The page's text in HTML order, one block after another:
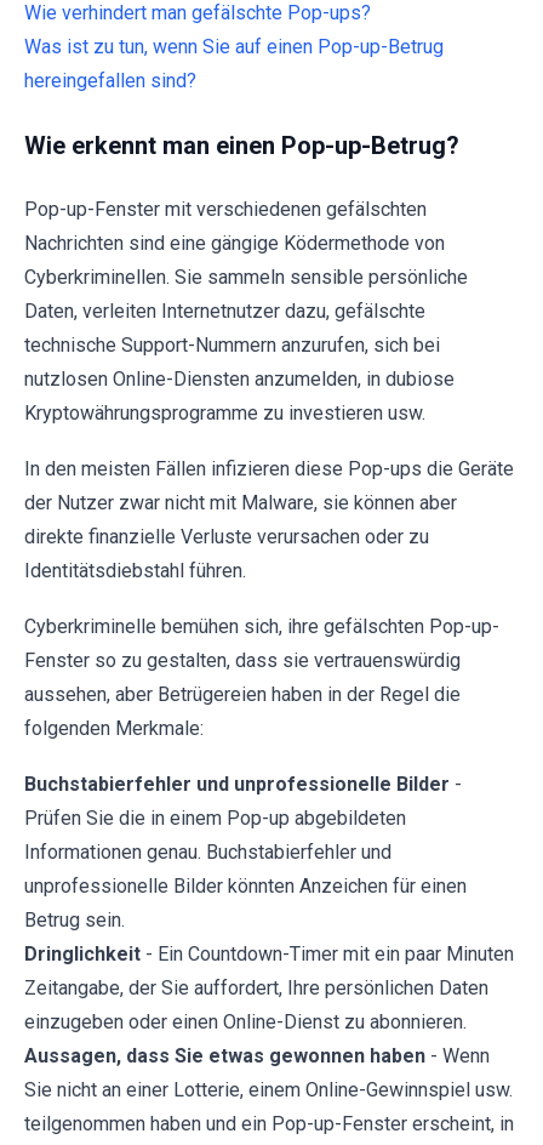
Wie verhindert man gefälschte Pop-ups?
Was ist zu tun, wenn Sie auf einen Pop-up-Betrug
hereingefallen sind?
Wie erkennt man einen Pop-up-Betrug?
Pop-up-Fenster mit verschiedenen gefälschten
Nachrichten sind eine gängige Ködermethode von
Cyberkriminellen. Sie sammeln sensible persönliche
Daten, verleiten Internetnutzer dazu, gefälschte
technische Support-Nummern anzurufen, sich bei
nutzlosen Online-Diensten anzumelden, in dubiose
Kryptowährungsprogramme zu investieren usw.
In den meisten Fällen infizieren diese Pop-ups die Geräte
der Nutzer zwar nicht mit Malware, sie können aber
direkte finanzielle Verluste verursachen oder zu
Identitätsdiebstahl führen.
Cyberkriminelle bemühen sich, ihre gefälschten Pop-up-
Fenster so zu gestalten, dass sie vertrauenswürdig
aussehen, aber Betrügereien haben in der Regel die
folgenden Merkmale:
Buchstabierfehler und unprofessionelle Bilder -
Prüfen Sie die in einem Pop-up abgebildeten
Informationen genau. Buchstabierfehler und
unprofessionelle Bilder könnten Anzeichen für einen
Betrug sein.
Dringlichkeit - Ein Countdown-Timer mit ein paar Minuten
Zeitangabe, der Sie auffordert, Ihre persönlichen Daten
einzugeben oder einen Online-Dienst zu abonnieren.
Aussagen, dass Sie etwas gewonnen haben - Wenn
Sie nicht an einer Lotterie, einem Online-Gewinnspiel usw.
teilgenommen haben und ein Pop-up-Fenster erscheint, in